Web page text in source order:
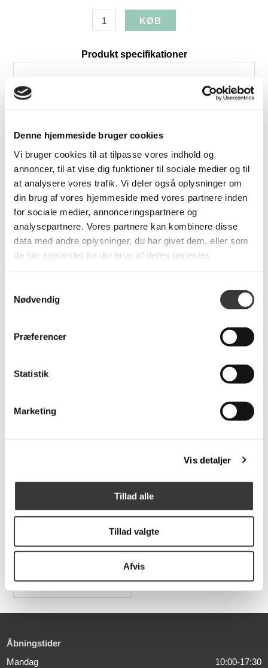
Denne hjemmeside bruger cookies
Vi bruger cookies til at tilpasse vores indhold og
annoncer, til at vise dig funktioner til sociale medier og til
at analysere vores trafik. Vi deler også oplysninger om
din brug af vores hjemmeside med vores partnere inden
for sociale medier, annonceringspartnere og
analysepartnere. Vores partnere kan kombinere disse
data med andre oplysninger, du har givet dem, eller som
de har indsamlet fra din brug af deres tjenester.
Nødvendig
Præferencer
Statistik
Marketing
Vis detaljer
Tillad alle
Tillad valgte
Afvis
Produkt specifikationer
Bredde:10,5
Relaterede produkter
JUST MARRIED
30,00 DKK
Little Christmas Shop
STUDENTERHUE BLÅ
20,00 DKK
Åbningstider
Mandag
10:00-17:30